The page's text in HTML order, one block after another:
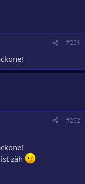
#251
#252
zäh